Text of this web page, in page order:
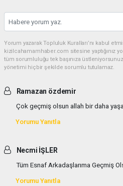
Yorum yazarak Topluluk Kuralları’nı kabul
kizilcahamamhaber.com sitesine yaptığınız
tüm sorumluluğu tek başınıza
yönetimi hiçbir şekilde sorumlu tutulamaz.
Ramazan özdemir
Çok geçmiş olsun allah bir daha
Yorumu Yanıtla
Necmi İŞLER
Tüm Esnaf Arkadaşlarıma Geçmiş
Yorumu Yanıtla